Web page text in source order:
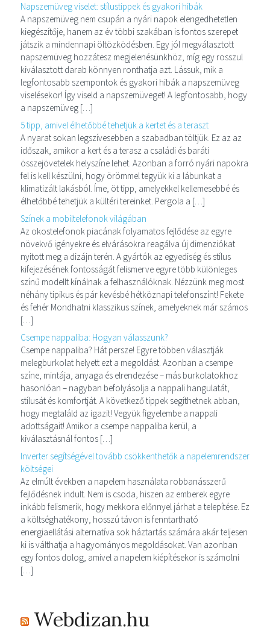
Napszemüveg viselet: stílustippek és gyakori hibák
A napszemüveg nem csupán a nyári napok elengedhetetlen
kiegészítője, hanem az év többi szakában is fontos szerepet
játszik a mindennapi öltözködésben. Egy jól megválasztott
napszemüveg hozzátesz megjelenésünkhöz, míg egy rosszul
kiválasztott darab könnyen ronthatja azt. Lássuk, mik a
legfontosabb szempontok és gyakori hibák a napszemüveg
viselésekor! Így viseld a napszemüveget! A legfontosabb, hogy
a napszemüveg […]
5 tipp, amivel élhetőbbé tehetjük a kertet és a teraszt
A nyarat sokan legszívesebben a szabadban töltjük. Ez az az
időszak, amikor a kert és a terasz a családi és baráti
összejövetelek helyszíne lehet. Azonban a forró nyári napokra
fel is kell készülni, hogy örömmel tegyük ki a lábunkat a
klimatizált lakásból. Íme, öt tipp, amelyekkel kellemesebbé és
élhetőbbé tehetjük a kültéri tereinket. Pergola a […]
Színek a mobiltelefonok világában
Az okostelefonok piacának folyamatos fejlődése az egyre
növekvő igényekre és elvárásokra reagálva új dimenziókat
nyitott meg a dizájn terén. A gyártók az egyediség és stílus
kifejezésének fontosságát felismerve egyre több különleges
színű modellt kínálnak a felhasználóknak. Nézzünk meg most
néhány tipikus és pár kevésbé hétköznapi telefonszínt! Fekete
és fehér Mondhatni klasszikus színek, amelyeknek már számos
[…]
Csempe nappaliba: Hogyan válasszunk?
Csempe nappaliba? Hát persze! Egyre többen választják
melegburkolat helyett ezt a megoldást. Azonban a csempe
színe, mintája, anyaga és elrendezése – más burkolatokhoz
hasonlóan – nagyban befolyásolja a nappali hangulatát,
stílusát és komfortját. A következő tippek segíthetnek abban,
hogy megtaláld az igazit! Vegyük figyelembe a nappali
adottságait! Amikor a csempe nappaliba kerül, a
kiválasztásnál fontos […]
Inverter segítségével tovább csökkenthetők a napelemrendszer
költségei
Az elmúlt években a napelem használata robbanásszerű
fejlődésnek indult. Nem is csoda, hiszen az emberek egyre
inkább felismerik, hogy mekkora előnnyel járhat a telepítése. Ez
a költséghatékony, hosszú távon is fenntartható
energiaellátási alternatíva sok háztartás számára akár teljesen
ki is válthatja a hagyományos megoldásokat. Van azonban
egy fontos dolog, amivel a napelem kiépítésekor is számolni
[…]
Webdizan.hu